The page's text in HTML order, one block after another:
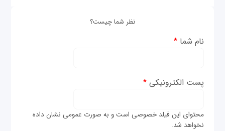
نظر شما چیست؟
نام شما*
پست الکترونیکی*
محتوای این فیلد خصوصی است و به صورت عمومی نشان داده
نخواهد شد.